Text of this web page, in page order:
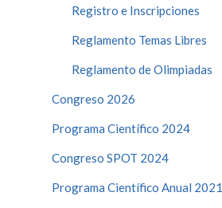
Registro e Inscripciones
Reglamento Temas Libres
Reglamento de Olimpiadas
Congreso 2026
Programa Científico 2024
Congreso SPOT 2024
Programa Científico Anual 2021